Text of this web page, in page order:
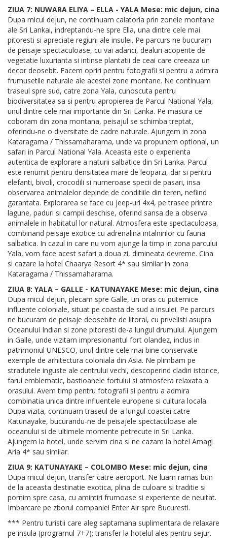
ZIUA 7: NUWARA ELIYA – ELLA - YALA Mese: mic dejun, cina
Dupa micul dejun, ne continuam calatoria prin zonele montane
ale Sri Lankai, indreptandu-ne spre Ella, una dintre cele mai
pitoresti si apreciate regiuni ale insulei. Pe parcurs ne bucuram
de peisaje spectaculoase, cu vai adanci, dealuri acoperite de
vegetatie luxurianta si intinse plantatii de ceai care creeaza un
decor deosebit. Facem opriri pentru fotografii si pentru a admira
frumusetile naturale ale acestei zone montane. Ne continuam
traseul spre sud, catre zona Yala, cunoscuta pentru
biodiversitatea sa si pentru apropierea de Parcul National Yala,
unul dintre cele mai importante din Sri Lanka. Pe masura ce
coboram din zona montana, peisajul se schimba treptat,
oferindu-ne o diversitate de cadre naturale. Ajungem in zona
Kataragama / Thissamaharama, unde va propunem optional, un
safari in Parcul National Yala. Aceasta este o experienta
autentica de explorare a naturii salbatice din Sri Lanka. Parcul
este renumit pentru densitatea mare de leoparzi, dar si pentru
elefanti, bivoli, crocodili si numeroase specii de pasari, insa
observarea animalelor depinde de conditiile din teren, nefiind
garantata. Explorarea se face cu jeep-uri 4x4, pe trasee printre
lagune, paduri si campii deschise, oferind sansa de a observa
animalele in habitatul lor natural. Atmosfera este spectaculoasa,
combinand peisaje exotice cu adrenalina intalnirilor cu fauna
salbatica. In cazul in care nu vom ajunge la timp in zona parcului
Yala, vom face acest safari a doua zi, dimineata devreme. Cina
si cazare la hotel Chaarya Resort 4* sau similar in zona
Kataragama / Thissamaharama.
ZIUA 8: YALA – GALLE - KATUNAYAKE Mese: mic dejun, cina
Dupa micul dejun, plecam spre Galle, un oras cu puternice
influente coloniale, situat pe coasta de sud a insulei. Pe parcurs
ne bucuram de peisaje deosebite de litoral, cu privelisti asupra
Oceanului Indian si zone pitoresti de-a lungul drumului. Ajungem
in Galle, unde vizitam impresionantul fort olandez, inclus in
patrimoniul UNESCO, unul dintre cele mai bine conservate
exemple de arhitectura coloniala din Asia. Ne plimbam pe
stradutele inguste ale centrului vechi, descoperind cladiri istorice,
farul emblematic, bastioanele fortului si atmosfera relaxata a
orasului. Avem timp pentru fotografii si pentru a admira
combinatia unica dintre influentele europene si cultura locala.
Dupa vizita, continuam traseul de-a lungul coastei catre
Katunayake, bucurandu-ne de peisajele spectaculoase ale
oceanului si de ultimele momente petrecute in Sri Lanka.
Ajungem la hotel, unde servim cina si ne cazam la hotel Amagi
Aria 4* sau similar.
ZIUA 9: KATUNAYAKE – COLOMBO Mese: mic dejun, cina
Dupa micul dejun, transfer catre aeroport. Ne luam ramas bun
de la aceasta destinatie exotica, plina de culoare si traditie si
pornim spre casa, cu amintiri frumoase si experiente de neuitat.
Imbarcare pe zborul companiei Enter Air spre Bucuresti.
*** Pentru turistii care aleg saptamana suplimentara de relaxare
pe insula (programul 7+7): transfer la hotelul ales pentru sejur.